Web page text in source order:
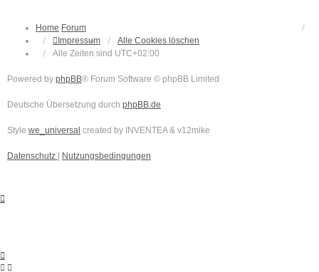
Home Forum
Impressum
Alle Cookies löschen
Alle Zeiten sind UTC+02:00
Powered by phpBB® Forum Software © phpBB Limited
Deutsche Übersetzung durch phpBB.de
Style we_universal created by INVENTEA & v12mike
Datenschutz Nutzungsbedingungen